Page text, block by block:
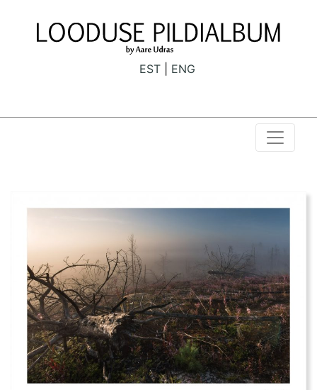
EST ENG